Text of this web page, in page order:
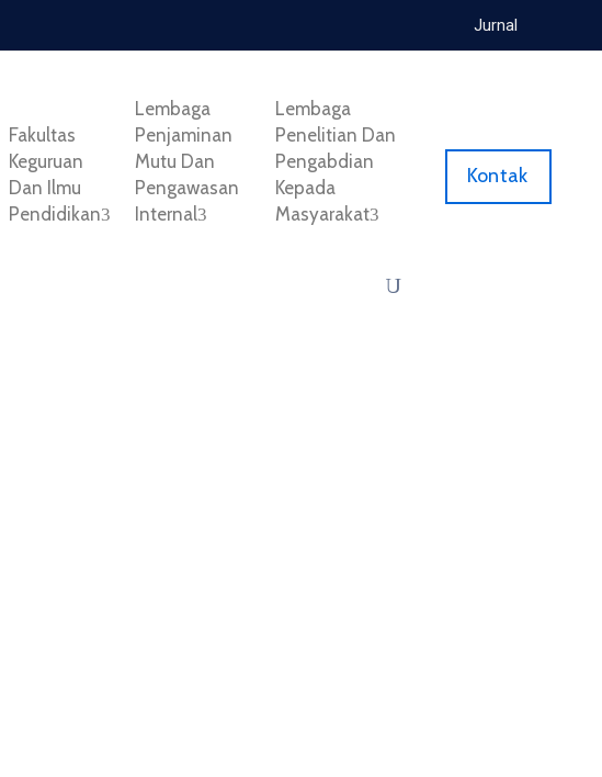
Jurnal
Fakultas
Keguruan
Dan Ilmu
Pendidikan
Lembaga
Penjaminan
Mutu Dan
Pengawasan
Internal
Lembaga
Penelitian Dan
Pengabdian
Kepada
Masyarakat
Kontak